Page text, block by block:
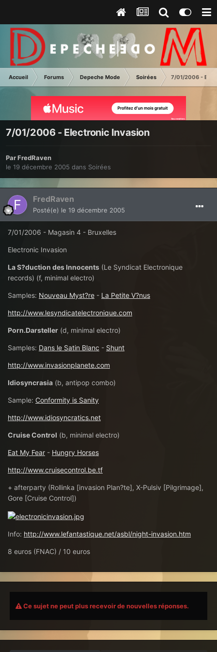
Accueil Forums Depeche Mode Soirées 7/01/2006 -
7/01/2006 - Electronic Invasion
ParFredRaven
le 19 décembre 2005 dans Soirées
FredRaven
Posté(e) le 19 décembre 2005
7/01/2006 - Magasin 4 - Bruxelles
Electronic Invasion
La S?duction des Innocents (Le Syndicat Electronique
records) (f, minimal electro)
Samples: Nouveau Myst?re - La Petite V?nus
http://www.lesyndicatelectronique.com
Porn.Darsteller (d, minimal electro)
Samples: Dans le Satin Blanc - Shunt
http://www.invasionplanete.com
Idiosyncrasia (b, antipop combo)
Sample: Conformity is Sanity
http://www.idiosyncratics.net
Cruise Control (b, minimal electro)
Eat My Fear - Hungry Horses
http://www.cruisecontrol.be.tf
+ afterparty (Rollinka [invasion Plan?te], X-Pulsiv [Pilgrimage],
Gore [Cruise Control])
Info: http://www.lefantastique.net/asbl/night-invasion.htm
8 euros (FNAC) / 10 euros
Ce sujet ne peut plus recevoir de nouvelles réponses.